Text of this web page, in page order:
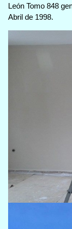
León Tomo 848
Abril de 1998.